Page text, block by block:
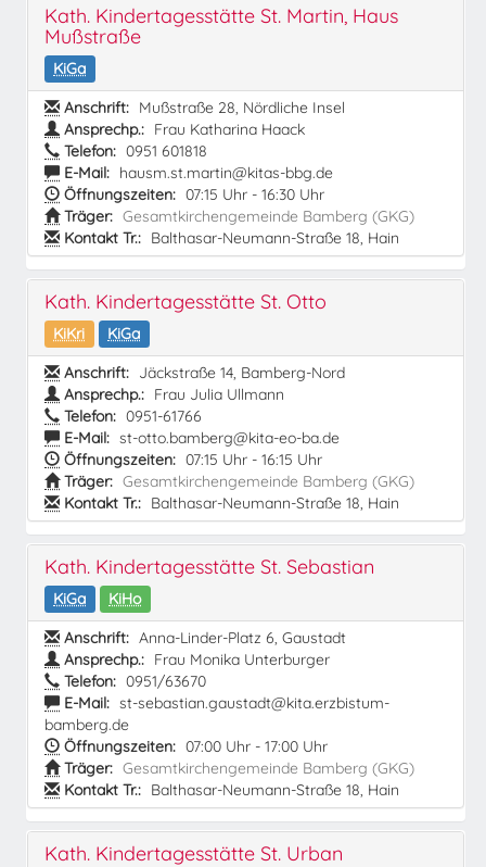
Kath. Kindertagesstätte St. Martin, Haus
Mußstraße
KiGa
Anschrift: Mußstraße 28, Nördliche Insel
Ansprechp.: Frau Katharina Haack
Telefon: 0951 601818
E-Mail: hausm.st.martin@kitas-bbg.de
Öffnungszeiten: 07:15 Uhr - 16:30 Uhr
Träger: Gesamtkirchengemeinde Bamberg (GKG)
Kontakt Tr.: Balthasar-Neumann-Straße 18, Hain
Kath. Kindertagesstätte St. Otto
KiKri
KiGa
Anschrift: Jäckstraße 14, Bamberg-Nord
Ansprechp.: Frau Julia Ullmann
Telefon: 0951-61766
E-Mail: st-otto.bamberg@kita-eo-ba.de
Öffnungszeiten: 07:15 Uhr - 16:15 Uhr
Träger: Gesamtkirchengemeinde Bamberg (GKG)
Kontakt Tr.: Balthasar-Neumann-Straße 18, Hain
Kath. Kindertagesstätte St. Sebastian
KiGa
KiHo
Anschrift: Anna-Linder-Platz 6, Gaustadt
Ansprechp.: Frau Monika Unterburger
Telefon: 0951/63670
E-Mail: st-sebastian.gaustadt@kita.erzbistum-
bamberg.de
Öffnungszeiten: 07:00 Uhr - 17:00 Uhr
Träger: Gesamtkirchengemeinde Bamberg (GKG)
Kontakt Tr.: Balthasar-Neumann-Straße 18, Hain
Kath. Kindertagesstätte St. Urban